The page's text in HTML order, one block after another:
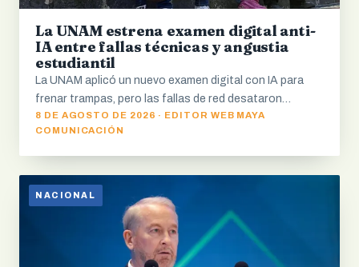
La UNAM estrena examen digital anti-
IA entre fallas técnicas y angustia
estudiantil
La UNAM aplicó un nuevo examen digital con IA para
frenar trampas, pero las fallas de red desataron…
8 DE AGOSTO DE 2026 · EDITOR WEB MAYA
COMUNICACIÓN
NACIONAL